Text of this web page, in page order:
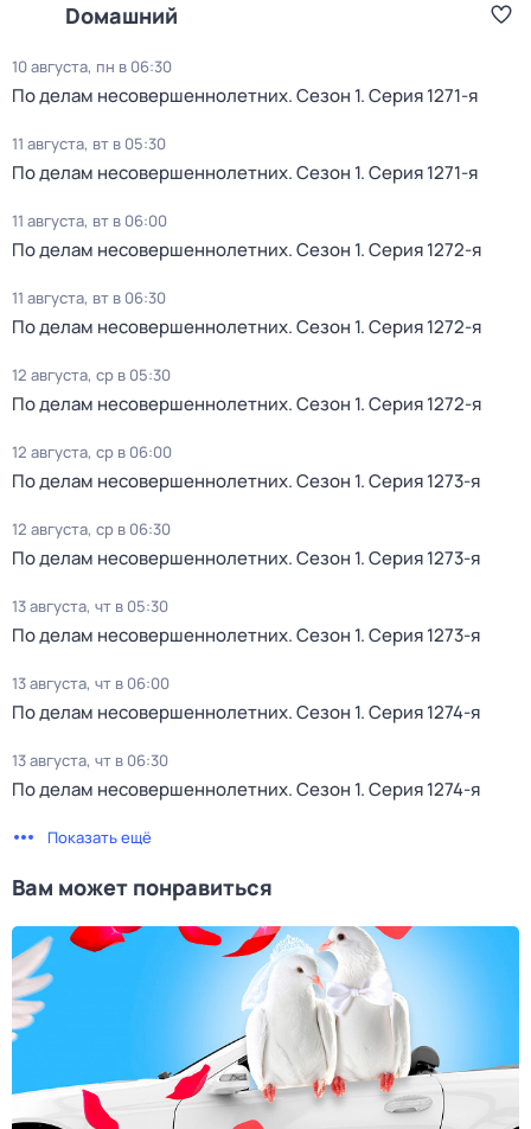
Dомашний
10 августа, пн в 06:30
По делам несовершеннолетних. Сезон 1. Серия 1271-я
11 августа, вт в 05:30
По делам несовершеннолетних. Сезон 1. Серия 1271-я
11 августа, вт в 06:00
По делам несовершеннолетних. Сезон 1. Серия 1272-я
11 августа, вт в 06:30
По делам несовершеннолетних. Сезон 1. Серия 1272-я
12 августа, ср в 05:30
По делам несовершеннолетних. Сезон 1. Серия 1272-я
12 августа, ср в 06:00
По делам несовершеннолетних. Сезон 1. Серия 1273-я
12 августа, ср в 06:30
По делам несовершеннолетних. Сезон 1. Серия 1273-я
13 августа, чт в 05:30
По делам несовершеннолетних. Сезон 1. Серия 1273-я
13 августа, чт в 06:00
По делам несовершеннолетних. Сезон 1. Серия 1274-я
13 августа, чт в 06:30
По делам несовершеннолетних. Сезон 1. Серия 1274-я
Показать ещё
Вам может понравиться